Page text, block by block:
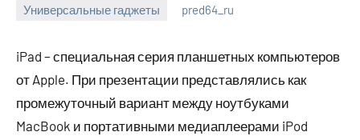
Универсальные гаджеты
2023
pred64_ru
iPad – специальная серия планшетных компьютеров
от Apple. При презентации представлялись как
промежуточный вариант между ноутбуками
MacBook и портативными медиаплеерами iPod